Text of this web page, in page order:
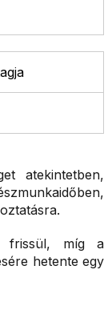
atekintetben,
frissül, míg a
hetente egy